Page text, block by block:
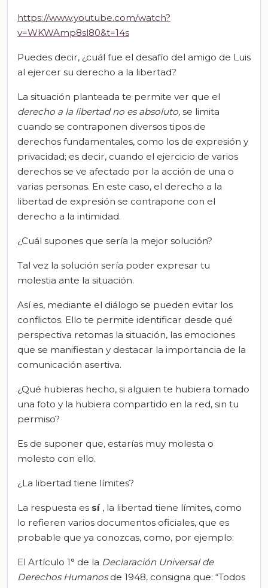
https://www.youtube.com/watch?
v=WKWAmp8sl80&t=14s
Puedes decir, ¿cuál fue el desafío del amigo de Luis
al ejercer su derecho a la libertad?
La situación planteada te permite ver que el
derecho a la libertad no es absoluto, se limita
cuando se contraponen diversos tipos de
derechos fundamentales, como los de expresión y
privacidad; es decir, cuando el ejercicio de varios
derechos se ve afectado por la acción de una o
varias personas. En este caso, el derecho a la
libertad de expresión se contrapone con el
derecho a la intimidad.
¿Cuál supones que sería la mejor solución?
Tal vez la solución sería poder expresar tu
molestia ante la situación.
Así es, mediante el diálogo se pueden evitar los
conflictos. Ello te permite identificar desde qué
perspectiva retomas la situación, las emociones
que se manifiestan y destacar la importancia de la
comunicación asertiva.
¿Qué hubieras hecho, si alguien te hubiera tomado
una foto y la hubiera compartido en la red, sin tu
permiso?
Es de suponer que, estarías muy molesta o
molesto con ello.
¿La libertad tiene límites?
La respuesta es sí , la libertad tiene límites, como
lo refieren varios documentos oficiales, que es
probable que ya conozcas, como, por ejemplo:
El Artículo 1° de la Declaración Universal de
Derechos Humanosde 1948, consigna que: “Todos